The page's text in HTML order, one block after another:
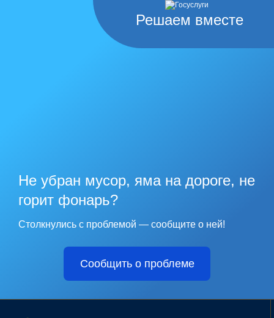
Решаем вместе
Не убран мусор, яма на дороге, не
горит фонарь?
Столкнулись с проблемой — сообщите о ней!
Сообщить о проблеме